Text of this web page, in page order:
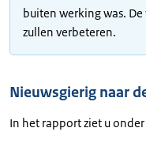
buiten werking was.
zullen verbeteren.
Nieuwsgierig naar
In het rapport ziet u